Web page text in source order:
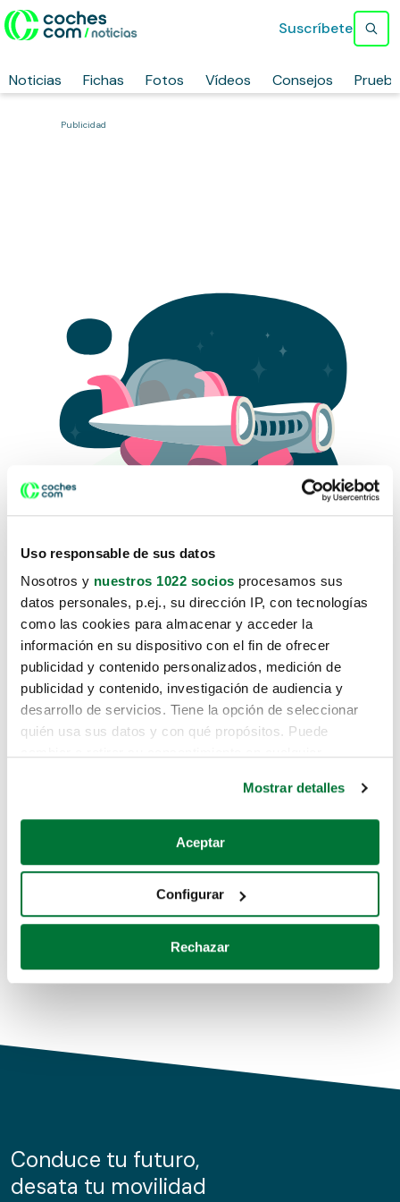
Uso responsable de sus datos
Nosotros y nuestros 1022 socios procesamos sus
datos personales, p.ej., su dirección IP, con tecnologías
como las cookies para almacenar y acceder la
información en su dispositivo con el fin de ofrecer
publicidad y contenido personalizados, medición de
publicidad y contenido, investigación de audiencia y
desarrollo de servicios. Tiene la opción de seleccionar
quién usa sus datos y con qué propósitos. Puede
Si lo permite, también quisiéramos:
Recopilar información sobre su ubicación geográfica
Identificar su dispositivo analizándolo activamente
para buscar características específicas (huellas
Obtenga más información sobre cómo se procesan sus
de cookies.
información sobre el uso que haga del sitio web con
nuestros partners de redes sociales, publicidad y análisis
Mostrar detalles
Aceptar
Configurar
Rechazar
Noticias Fichas Fotos Vídeos Consejos
Suscríbete
Publicidad
Lo sentimos, no sabemos como
te hemos traido hasta aquí.
Pero puedes encontrar el coche que estás
buscando en alguno de estos enlaces:
Coches de segunda mano
Coches de km0
Conduce tu futuro,
desata tu movilidad